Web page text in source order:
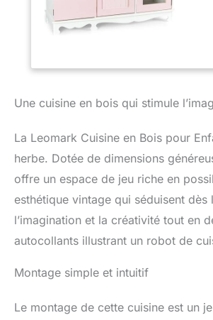
Une cuisine en bois qui stimule
La Leomark Cuisine en Bois pour
herbe. Dotée de dimensions
offre un espace de jeu riche en
esthétique vintage qui séduisent
l’imagination et la créativité tout en
autocollants illustrant un robot de
Montage simple et intuitif
Le montage de cette cuisine est un